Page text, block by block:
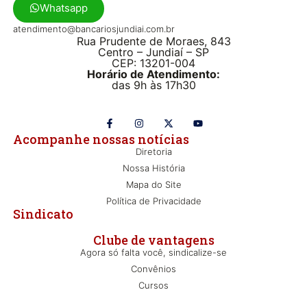
Clube de vantagens
Agora só falta você, sindicalize-se
Convênios
Cursos
Sindicato
Diretoria
Nossa História
Mapa do Site
Política de Privacidade
Acompanhe nossas notícias
Whatsapp
atendimento@bancariosjundiai.com.br
Rua Prudente de Moraes, 843
Centro – Jundiaí – SP
CEP: 13201-004
Horário de Atendimento:
das 9h às 17h30